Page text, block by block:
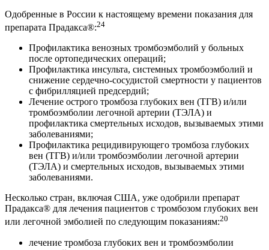
Одобренные в России к настоящему времени показания для
препарата Прадакса®:24
Профилактика венозных тромбоэмболий у больных
после ортопедических операций;
Профилактика инсульта, системных тромбоэмболий и
снижение сердечно-сосудистой смертности у пациентов
с фибрилляцией предсердий;
Лечение острого тромбоза глубоких вен (ТГВ) и/или
тромбоэмболии легочной артерии (ТЭЛА) и
профилактика смертельных исходов, вызываемых этими
заболеваниями;
Профилактика рецидивирующего тромбоза глубоких
вен (ТГВ) и/или тромбоэмболии легочной артерии
(ТЭЛА) и смертельных исходов, вызываемых этими
заболеваниями.
Несколько стран, включая США, уже одобрили препарат
Прадакса® для лечения пациентов с тромбозом глубоких вен
или легочной эмболией по следующим показаниям:20
лечение тромбоза глубоких вен и тромбоэмболии